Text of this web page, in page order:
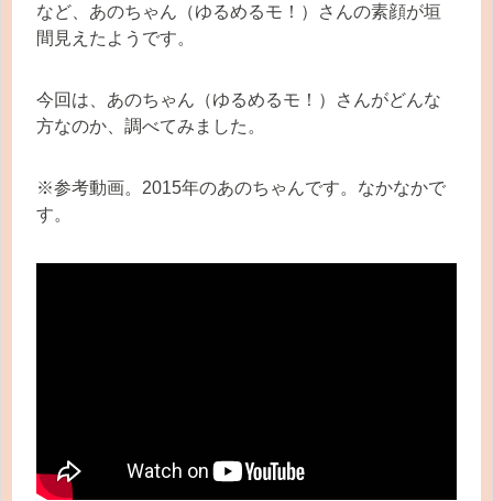
など、あのちゃん（ゆるめるモ！）さんの素顔が垣
間見えたようです。
今回は、あのちゃん（ゆるめるモ！）さんがどんな
方なのか、調べてみました。
※参考動画。2015年のあのちゃんです。なかなかで
す。